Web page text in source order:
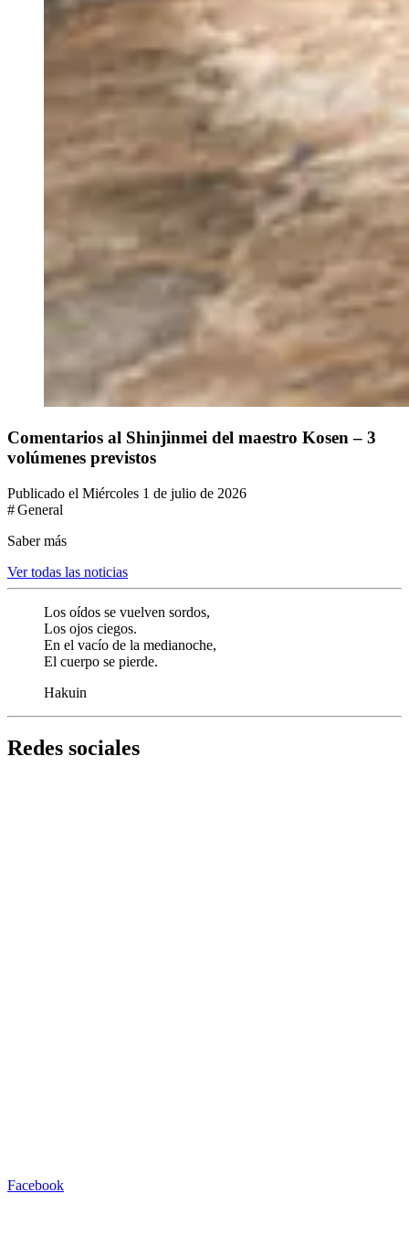
Comentarios al Shinjinmei del maestro Kosen – 3
volúmenes previstos
Publicado el Miércoles 1 de julio de 2026
# General
Saber más
Ver todas las noticias
Los oídos se vuelven sordos,
Los ojos ciegos.
En el vacío de la medianoche,
El cuerpo se pierde.
Hakuin
Redes sociales
Facebook